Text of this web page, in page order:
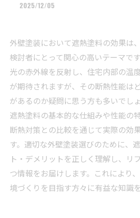
2025/12/05
外壁塗装において遮熱塗料の効果は
検討者にとって関心の高いテーマで
光の赤外線を反射し、住宅内部の温
が期待されますが、その断熱性能は
があるのか疑問に思う方も多いでし
遮熱塗料の基本的な仕組みや性能の
断熱対策との比較を通じて実際の効
す。適切な外壁塗装選びのために、
ト・デメリットを正しく理解し、リ
つ情報をお届けします。これにより
境づくりを目指す方々に有益な知識